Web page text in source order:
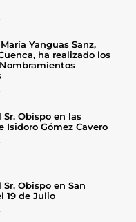
Yanguas Sanz,
ha realizado los
Obispo en las
Isidoro Gómez Cavero
Obispo en San
19 de Julio